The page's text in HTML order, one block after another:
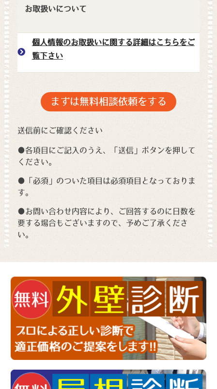
お取扱いについて
個人情報のお取扱いに関する詳細はこちらをご
覧下さい
送信前にご確認ください
●各項目にご記入のうえ、「送信」ボタンを押して
ください。
●「必須」のついた項目は必須項目となっておりま
す。
●お問い合わせ内容により、ご回答するのに日数を
要する場合もございますので、予めご了承くださ
い。